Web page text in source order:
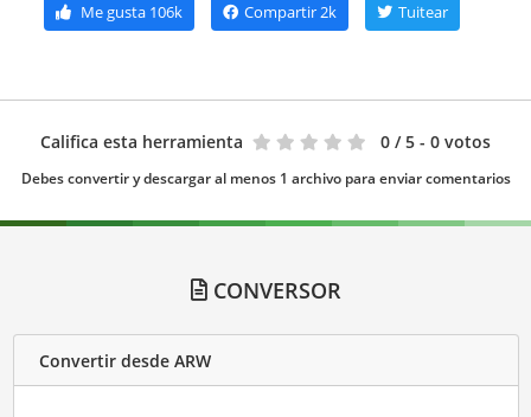
Me gusta106k Compartir2k Tuitear
Califica esta herramienta 0 / 5 - 0 votos
Debes convertir y descargar al menos 1 archivo para enviar comentarios
CONVERSOR
Convertir desde ARW